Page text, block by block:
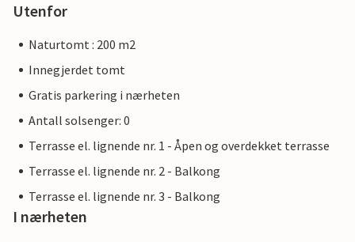
Utenfor
Naturtomt : 200 m2
Innegjerdet tomt
Gratis parkering i nærheten
Antall solsenger: 0
Terrasse el. lignende nr. 1 - Åpen og overdekket terrasse
Terrasse el. lignende nr. 2 - Balkong
Terrasse el. lignende nr. 3 - Balkong
I nærheten